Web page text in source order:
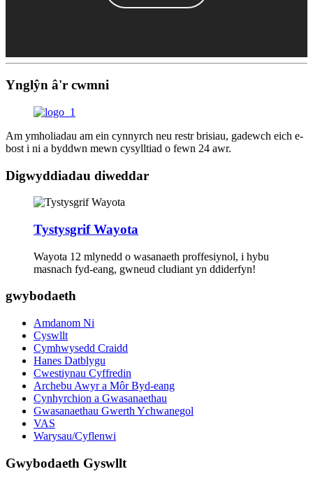
Ynglŷn â'r cwmni
Am ymholiadau am ein cynnyrch neu restr brisiau, gadewch eich e-
bost i ni a byddwn mewn cysylltiad o fewn 24 awr.
Digwyddiadau diweddar
Tystysgrif Wayota
Wayota 12 mlynedd o wasanaeth proffesiynol, i hybu
masnach fyd-eang, gwneud cludiant yn ddiderfyn!
gwybodaeth
Amdanom Ni
Cyswllt
Cymhwysedd Craidd
Hanes Datblygu
Cwestiynau Cyffredin
Archebu Awyr a Môr Byd-eang
Cynhyrchion a Gwasanaethau
Gwasanaethau Gwerth Ychwanegol
VAS
Warysau/Cyflenwi
Gwybodaeth Gyswllt